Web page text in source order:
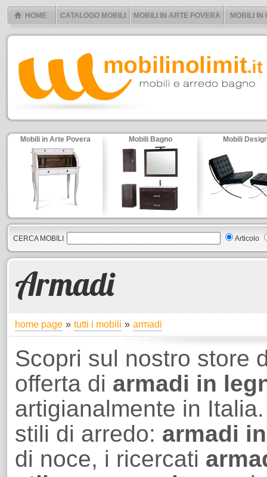
HOME CATALOGO MOBILI MOBILI IN ARTE POVERA MOBILI IN
Mobili in Arte Povera Mobili Bagno Mobili
CERCA MOBILI Articolo
Armadi
home page tutti i mobili armadi
Scopri sul nostro store
offerta di armadi in
artigianalmente in
stili di arredo: armadi
di noce, i ricercati